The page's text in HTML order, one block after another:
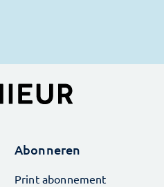
Abonneren
Print abonnement